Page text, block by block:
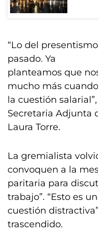
“Lo del
pasado. Ya
planteamos que
mucho más
la cuestión
Secretaria Adjunta
Laura Torre.
La gremialista
convoquen a la
paritaria para
trabajo”. “Esto es
cuestión
trascendido.